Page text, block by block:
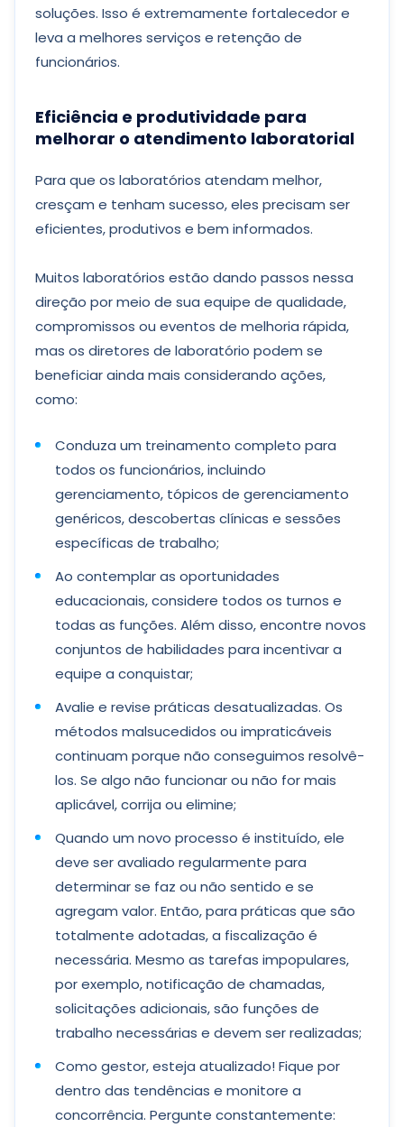
soluções. Isso é extremamente fortalecedor e
leva a melhores serviços e retenção de
funcionários.
Eficiência e produtividade para
melhorar o atendimento laboratorial
Para que os laboratórios atendam melhor,
cresçam e tenham sucesso, eles precisam ser
eficientes, produtivos e bem informados.
Muitos laboratórios estão dando passos nessa
direção por meio de sua equipe de qualidade,
compromissos ou eventos de melhoria rápida,
mas os diretores de laboratório podem se
beneficiar ainda mais considerando ações,
como:
Conduza um treinamento completo para
todos os funcionários, incluindo
gerenciamento, tópicos de gerenciamento
genéricos, descobertas clínicas e sessões
específicas de trabalho;
Ao contemplar as oportunidades
educacionais, considere todos os turnos e
todas as funções. Além disso, encontre novos
conjuntos de habilidades para incentivar a
equipe a conquistar;
Avalie e revise práticas desatualizadas. Os
métodos malsucedidos ou impraticáveis ​​
continuam porque não conseguimos resolvê-
los. Se algo não funcionar ou não for mais
aplicável, corrija ou elimine;
Quando um novo processo é instituído, ele
deve ser avaliado regularmente para
determinar se faz ou não sentido e se
agregam valor. Então, para práticas que são
totalmente adotadas, a fiscalização é
necessária. Mesmo as tarefas impopulares,
por exemplo, notificação de chamadas,
solicitações adicionais, são funções de
trabalho necessárias e devem ser realizadas;
Como gestor, esteja atualizado! Fique por
dentro das tendências e monitore a
concorrência. Pergunte constantemente: